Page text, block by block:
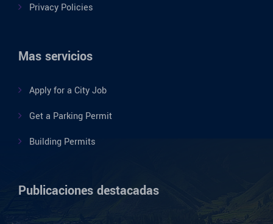
Privacy Policies
Mas servicios
Apply for a City Job
Get a Parking Permit
Building Permits
Publicaciones destacadas